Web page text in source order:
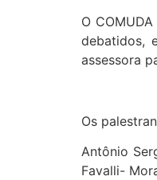
O
debatidos,
assessora
Os
Antônio
Favalli-